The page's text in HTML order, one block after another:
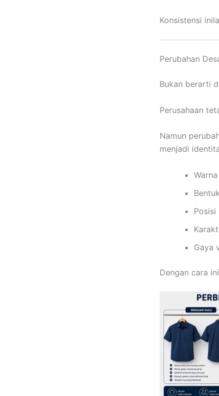
Konsistensi
Perubahan
Bukan berarti
Perusahaan
Namun
menjadi
Posisi
Gaya
Dengan cara